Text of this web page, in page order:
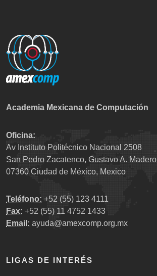
Academia Mexicana de Computación
Oficina:
Av Instituto Politécnico Nacional 2508
San Pedro Zacatenco, Gustavo A. Madero
07360 Ciudad de México, Mexico
Teléfono: +52 (55) 123 4111
Fax: +52 (55) 11 4752 1433
Email: ayuda@amexcomp.org.mx
LIGAS DE INTERÉS